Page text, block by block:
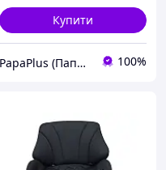
Купити
PapaPlus (Папа Плюс) 100%